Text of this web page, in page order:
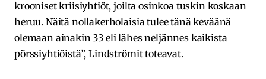
krooniset kriisiyhtiöt, joilta osinkoa tuskin koskaan
heruu. Näitä nollakerholaisia tulee tänä keväänä
olemaan ainakin 33 eli lähes neljännes kaikista
pörssiyhtiöistä”, Lindströmit toteavat.